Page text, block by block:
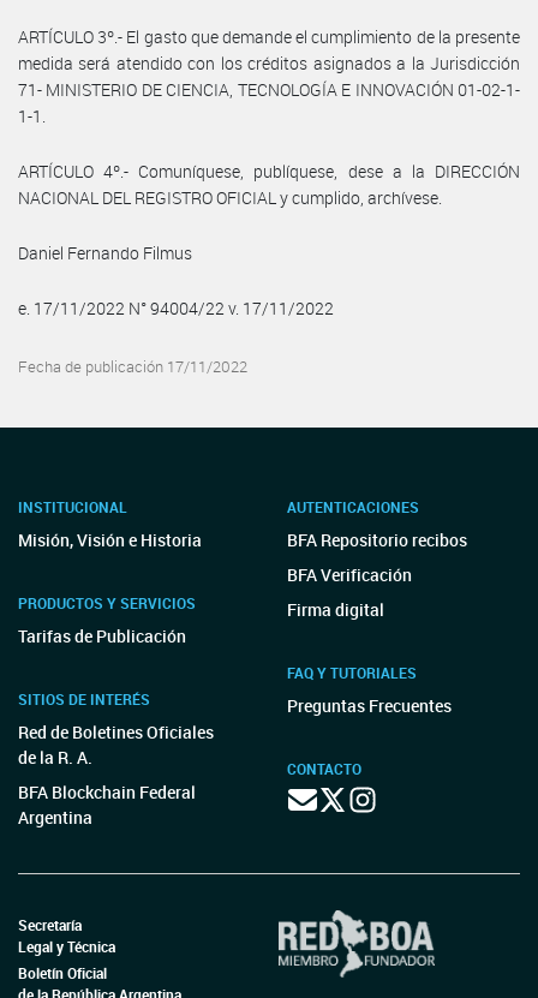
ARTÍCULO 3º.- El gasto que demande el cumplimiento de la presente
medida será atendido con los créditos asignados a la Jurisdicción
71- MINISTERIO DE CIENCIA, TECNOLOGÍA E INNOVACIÓN 01-02-1-
1-1.
ARTÍCULO 4º.- Comuníquese, publíquese, dese a la DIRECCIÓN
NACIONAL DEL REGISTRO OFICIAL y cumplido, archívese.
Daniel Fernando Filmus
e. 17/11/2022 N° 94004/22 v. 17/11/2022
Fecha de publicación 17/11/2022
INSTITUCIONAL
Misión, Visión e Historia
PRODUCTOS Y SERVICIOS
Tarifas de Publicación
SITIOS DE INTERÉS
Red de Boletines Oficiales
de la R. A.
BFA Blockchain Federal
Argentina
AUTENTICACIONES
BFA Repositorio recibos
BFA Verificación
Firma digital
FAQ Y TUTORIALES
Preguntas Frecuentes
CONTACTO
Secretaría
Legal y Técnica
Boletín Oficial
de la República Argentina